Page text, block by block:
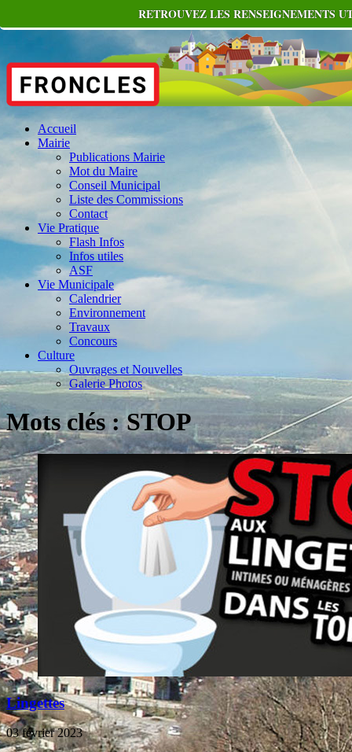
Accueil
Mairie
Publications Mairie
Mot du Maire
Conseil Municipal
Liste des Commissions
Contact
Vie Pratique
Flash Infos
Infos utiles
ASF
Vie Municipale
Calendrier
Environnement
Travaux
Concours
Culture
Ouvrages et Nouvelles
Galerie Photos
Mots clés : STOP
Lingettes
03 février 2023
RETROUVEZ LES RENSEIGNEMENTS